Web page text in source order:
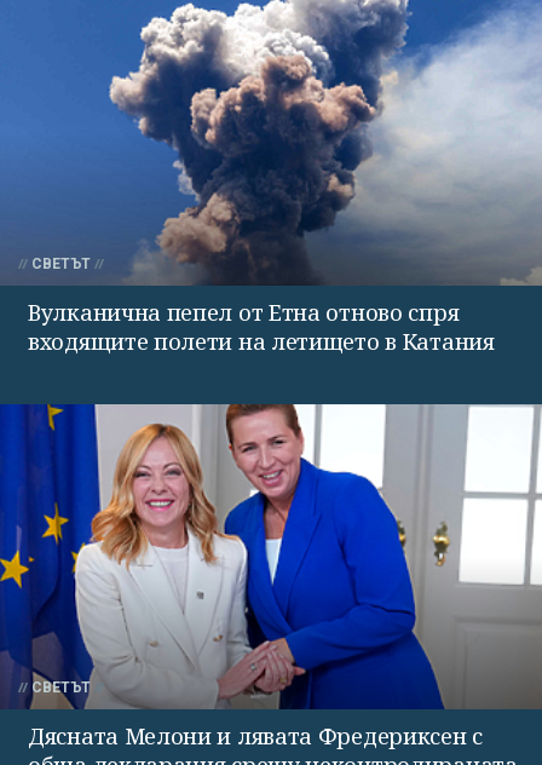
СВЕТЪТ
Вулканична пепел от Етна отново спря
входящите полети на летището в Катания
СВЕТЪТ
Дясната Мелони и лявата Фредериксен с